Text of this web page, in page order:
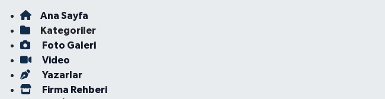
Ana Sayfa
Kategoriler
Foto Galeri
Video
Yazarlar
Firma Rehberi